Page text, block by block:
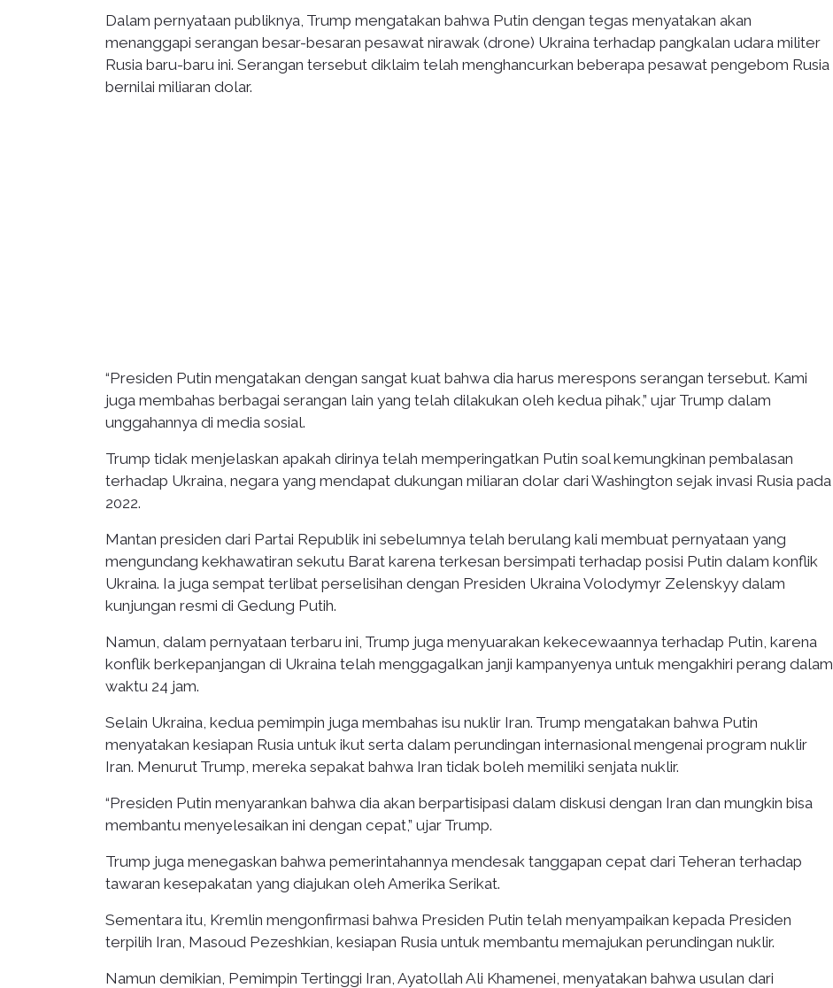
Dalam pernyataan publiknya, Trump mengatakan bahwa Putin dengan tegas menyatakan akan
menanggapi serangan besar-besaran pesawat nirawak (drone) Ukraina terhadap pangkalan udara militer
Rusia baru-baru ini. Serangan tersebut diklaim telah menghancurkan beberapa pesawat pengebom Rusia
bernilai miliaran dolar.
“Presiden Putin mengatakan dengan sangat kuat bahwa dia harus merespons serangan tersebut. Kami
juga membahas berbagai serangan lain yang telah dilakukan oleh kedua pihak,” ujar Trump dalam
unggahannya di media sosial.
Trump tidak menjelaskan apakah dirinya telah memperingatkan Putin soal kemungkinan pembalasan
terhadap Ukraina, negara yang mendapat dukungan miliaran dolar dari Washington sejak invasi Rusia pada
2022.
Mantan presiden dari Partai Republik ini sebelumnya telah berulang kali membuat pernyataan yang
mengundang kekhawatiran sekutu Barat karena terkesan bersimpati terhadap posisi Putin dalam konflik
Ukraina. Ia juga sempat terlibat perselisihan dengan Presiden Ukraina Volodymyr Zelenskyy dalam
kunjungan resmi di Gedung Putih.
Namun, dalam pernyataan terbaru ini, Trump juga menyuarakan kekecewaannya terhadap Putin, karena
konflik berkepanjangan di Ukraina telah menggagalkan janji kampanyenya untuk mengakhiri perang dalam
waktu 24 jam.
Selain Ukraina, kedua pemimpin juga membahas isu nuklir Iran. Trump mengatakan bahwa Putin
menyatakan kesiapan Rusia untuk ikut serta dalam perundingan internasional mengenai program nuklir
Iran. Menurut Trump, mereka sepakat bahwa Iran tidak boleh memiliki senjata nuklir.
“Presiden Putin menyarankan bahwa dia akan berpartisipasi dalam diskusi dengan Iran dan mungkin bisa
membantu menyelesaikan ini dengan cepat,” ujar Trump.
Trump juga menegaskan bahwa pemerintahannya mendesak tanggapan cepat dari Teheran terhadap
tawaran kesepakatan yang diajukan oleh Amerika Serikat.
Sementara itu, Kremlin mengonfirmasi bahwa Presiden Putin telah menyampaikan kepada Presiden
terpilih Iran, Masoud Pezeshkian, kesiapan Rusia untuk membantu memajukan perundingan nuklir.
Namun demikian, Pemimpin Tertinggi Iran, Ayatollah Ali Khamenei, menyatakan bahwa usulan dari